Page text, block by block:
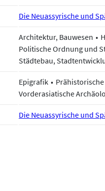
Die Neuassyrische und
Architektur, Bauwesen
Politische Ordnung und
Städtebau,
Epigrafik
Vorderasiatische
Die Neuassyrische und